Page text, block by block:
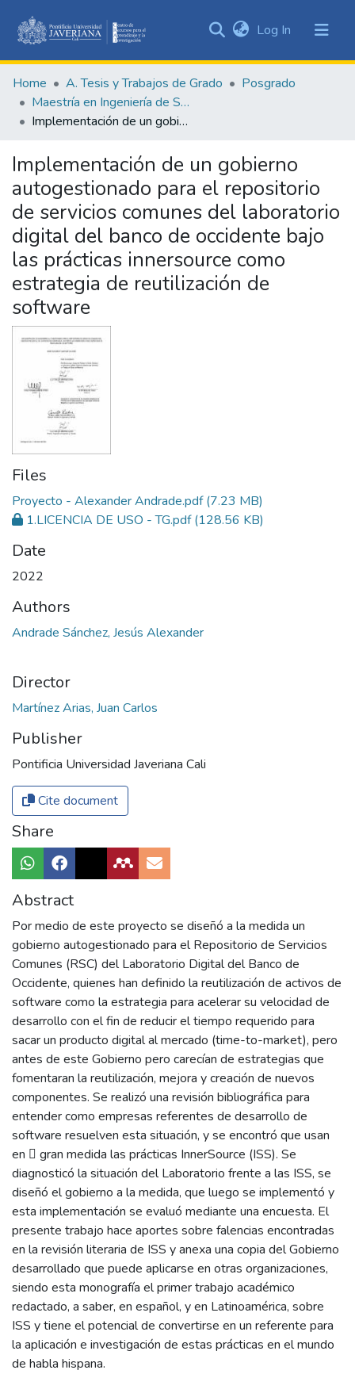
&
Collections
All of DSpace
Statistics
Log In (current)
Home A. Tesis y Trabajos de Grado
Posgrado
Maestría en Ingeniería de Software
Implementación de un gobierno autogestionado para el repositorio de servicios comunes del laboratorio digital del banco de occidente bajo las prácticas innersource como estrategia de reutilización de software
Implementación de un gobierno
autogestionado para el repositorio
de servicios comunes del laboratorio
digital del banco de occidente bajo
las prácticas innersource como
estrategia de reutilización de
software
Files
Proyecto - Alexander Andrade.pdf(7.23 MB)
1.LICENCIA DE USO - TG.pdf(128.56 KB)
Date
2022
Authors
Andrade Sánchez, Jesús Alexander
Director
Martínez Arias, Juan Carlos
Publisher
Pontificia Universidad Javeriana Cali
Cite document
Share
Abstract
Por medio de este proyecto se diseñó a la medida un
gobierno autogestionado para el Repositorio de Servicios
Comunes (RSC) del Laboratorio Digital del Banco de
Occidente, quienes han definido la reutilización de activos de
software como la estrategia para acelerar su velocidad de
desarrollo con el fin de reducir el tiempo requerido para
sacar un producto digital al mercado (time-to-market), pero
antes de este Gobierno pero carecían de estrategias que
fomentaran la reutilización, mejora y creación de nuevos
componentes. Se realizó una revisión bibliográfica para
entender como empresas referentes de desarrollo de
software resuelven esta situación, y se encontró que usan
en 􀏯 gran medida las prácticas InnerSource (ISS). Se
diagnosticó la situación del Laboratorio frente a las ISS, se
diseñó el gobierno a la medida, que luego se implementó y
esta implementación se evaluó mediante una encuesta. El
presente trabajo hace aportes sobre falencias encontradas
en la revisión literaria de ISS y anexa una copia del Gobierno
desarrollado que puede aplicarse en otras organizaciones,
siendo esta monografía el primer trabajo académico
redactado, a saber, en español, y en Latinoamérica, sobre
ISS y tiene el potencial de convertirse en un referente para
la aplicación e investigación de estas prácticas en el mundo
de habla hispana.